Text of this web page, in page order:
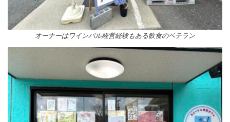
オーナーはワインバル経営経験もある飲食のベテラン